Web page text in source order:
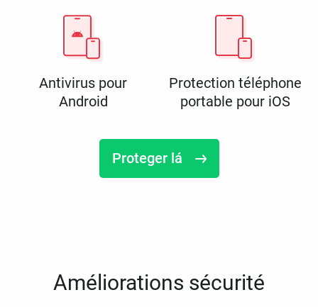
Antivirus pour
Android
Protection téléphone
portable pour iOS
Proteger lá
Améliorations sécurité